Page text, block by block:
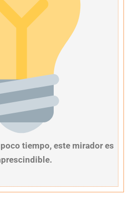
tiempo, este mirador es